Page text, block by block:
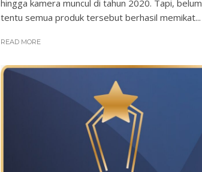
hingga kamera muncul di tahun 2020. Tapi, belum
tentu semua produk tersebut berhasil memikat...
READ MORE